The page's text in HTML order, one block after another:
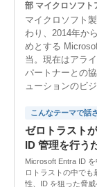
部 マイクロソフト
マイクロソフト
わり、2014年か
めとする
当。現在はアラ
パートナーとの
ューションのビ
こんなテーマで話
ゼロトラスト
ID 管理を行う
Microsoft Entra ID
ロトラストの中で
性、ID を狙った脅